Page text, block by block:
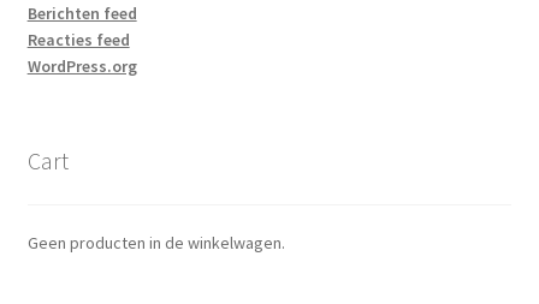
Berichten feed
Reacties feed
WordPress.org
Cart
Geen producten in de winkelwagen.